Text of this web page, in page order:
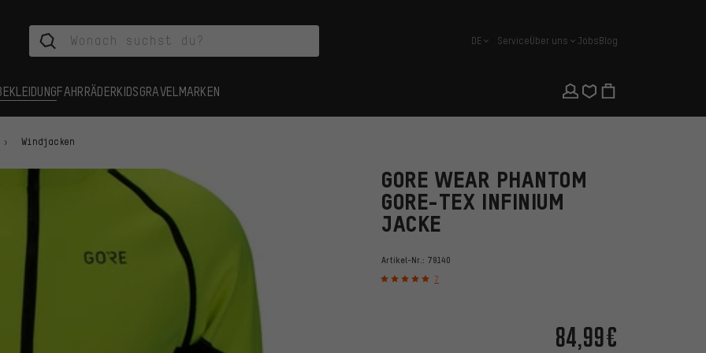
Deutsch
DE ServiceÜber uns JobsBlog
FAHRRÄDERKIDSGRAVEL MARKEN
Windjacken
GORE WEAR PHANTOM
GORE-TEX INFINIUM
JACKE
Artikel-Nr.: 79140
7
84,99€